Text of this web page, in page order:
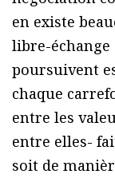
en existe
libre-échange
poursuivent
chaque
entre les
entre elles-
soit de